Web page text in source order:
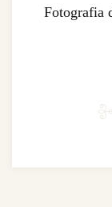
Fotografia